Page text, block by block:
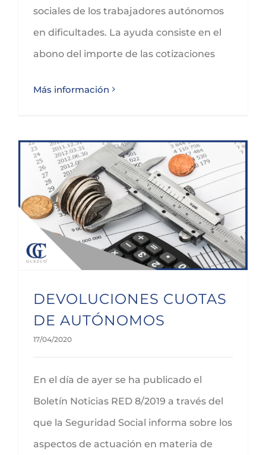
sociales de los trabajadores autónomos
en dificultades. La ayuda consiste en el
abono del importe de las cotizaciones
Más información
DEVOLUCIONES CUOTAS
DE AUTÓNOMOS
17/04/2020
En el día de ayer se ha publicado el
Boletín Noticias RED 8/2019 a través del
que la Seguridad Social informa sobre los
aspectos de actuación en materia de